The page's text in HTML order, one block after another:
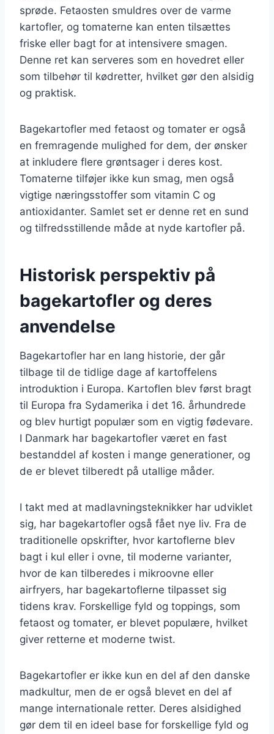
sprøde. Fetaosten smuldres over de varme
kartofler, og tomaterne kan enten tilsættes
friske eller bagt for at intensivere smagen.
Denne ret kan serveres som en hovedret eller
som tilbehør til kødretter, hvilket gør den alsidig
og praktisk.
Bagekartofler med fetaost og tomater er også
en fremragende mulighed for dem, der ønsker
at inkludere flere grøntsager i deres kost.
Tomaterne tilføjer ikke kun smag, men også
vigtige næringsstoffer som vitamin C og
antioxidanter. Samlet set er denne ret en sund
og tilfredsstillende måde at nyde kartofler på.
Historisk perspektiv på
bagekartofler og deres
anvendelse
Bagekartofler har en lang historie, der går
tilbage til de tidlige dage af kartoffelens
introduktion i Europa. Kartoflen blev først bragt
til Europa fra Sydamerika i det 16. århundrede
og blev hurtigt populær som en vigtig fødevare.
I Danmark har bagekartofler været en fast
bestanddel af kosten i mange generationer, og
de er blevet tilberedt på utallige måder.
I takt med at madlavningsteknikker har udviklet
sig, har bagekartofler også fået nye liv. Fra de
traditionelle opskrifter, hvor kartoflerne blev
bagt i kul eller i ovne, til moderne varianter,
hvor de kan tilberedes i mikroovne eller
airfryers, har bagekartoflerne tilpasset sig
tidens krav. Forskellige fyld og toppings, som
fetaost og tomater, er blevet populære, hvilket
giver retterne et moderne twist.
Bagekartofler er ikke kun en del af den danske
madkultur, men de er også blevet en del af
mange internationale retter. Deres alsidighed
gør dem til en ideel base for forskellige fyld og